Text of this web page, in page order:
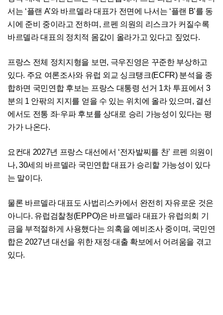
서는 ‘플랜 A’와 바르델라 대표가 전면에 나서는 ‘플랜 B’를 동
시에 준비 중이라고 전하며, 르펜 의원의 리스크가 커질수록
바르델라 대표의 정치적 몸값이 올라가고 있다고 짚었다.
프랑스 전체 정치지형을 보면, 극우진영은 꾸준한 부상하고
있다. 주요 여론조사와 유럽 외교 싱크탱크(ECFR) 분석을 종
합하면 국민연합 후보는 프랑스 대통령 선거 1차 투표에서 3
분의 1 안팎의 지지를 얻을 수 있는 위치에 올라 있으며, 결선
에서도 전통 좌·우파 후보를 상대로 승리 가능성이 있다는 평
가가 나온다.
요컨대 2027년 프랑스 대선에서 ‘전자발찌를 찬’ 르펜 의원이
나, 30세의 바르델라 국민연합 대표가 승리할 가능성이 있다
는 말이다.
물론 바르델라 대표도 사법리스카에서 완전히 자유로운 것은
아니다. 유럽검찰청(EPPO)은 바르델라 대표가 유럽의회 기
금을 부적절하게 사용했다는 의혹을 예비조사 중이며, 국민연
합은 2027년 대선을 위한 재정·대출 확보에서 어려움을 겪고
있다.